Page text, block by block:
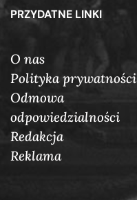
PRZYDATNE LINKI
O nas
Polityka prywatności
Odmowa
odpowiedzialności
Redakcja
Reklama